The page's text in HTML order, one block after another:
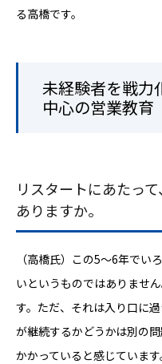
る高橋です。
未経験者を戦力
中心の営業教育
リスタートにあたっ
ありますか。
（高橋氏）この5〜6年でい
いというものではありませ
す。ただ、それは入り口に
が継続するかどうかは別の
かかっていると感じていま